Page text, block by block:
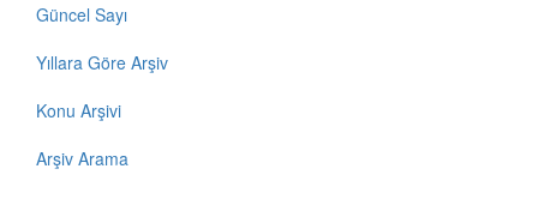
Güncel Sayı
Yıllara Göre Arşiv
Konu Arşivi
Arşiv Arama